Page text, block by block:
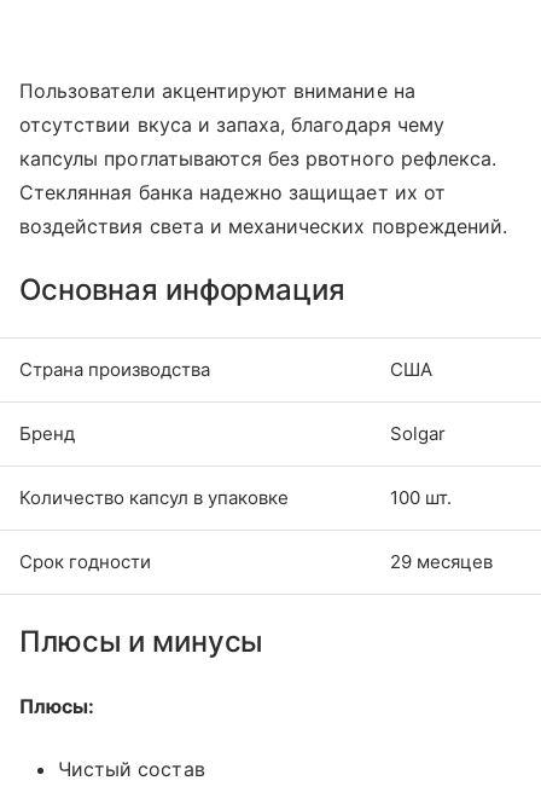
Пользователи акцентируют внимание на
отсутствии вкуса и запаха, благодаря чему
капсулы проглатываются без рвотного рефлекса.
Стеклянная банка надежно защищает их от
воздействия света и механических повреждений.
Основная информация
Страна производства США
Бренд Solgar
Количество капсул в упаковке 100 шт.
Срок годности 29 месяцев
Плюсы и минусы
Плюсы:
Чистый состав